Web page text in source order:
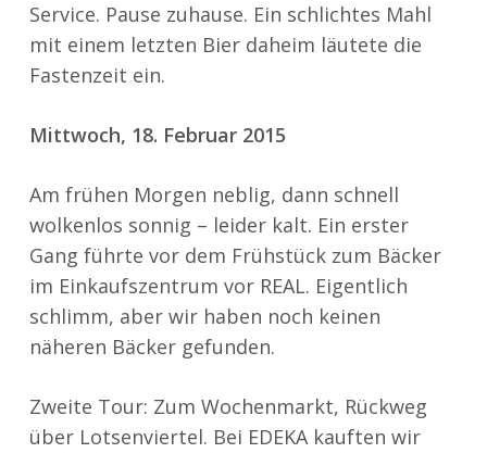
Service. Pause zuhause. Ein schlichtes Mahl
mit einem letzten Bier daheim läutete die
Fastenzeit ein.
Mittwoch, 18. Februar 2015
Am frühen Morgen neblig, dann schnell
wolkenlos sonnig – leider kalt. Ein erster
Gang führte vor dem Frühstück zum Bäcker
im Einkaufszentrum vor REAL. Eigentlich
schlimm, aber wir haben noch keinen
näheren Bäcker gefunden.
Zweite Tour: Zum Wochenmarkt, Rückweg
über Lotsenviertel. Bei EDEKA kauften wir